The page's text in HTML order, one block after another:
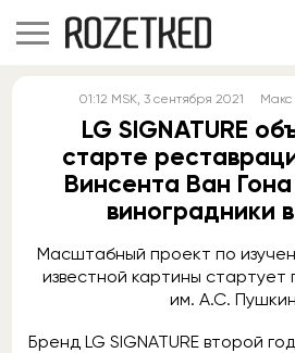
01:12 MSK, 3 сентября 2021
LG SIGNATURE
старте
Винсента Ван
виноградники
Масштабный проект по
известной картины стартует
им. А.С.
Бренд LG SIGNATURE второй